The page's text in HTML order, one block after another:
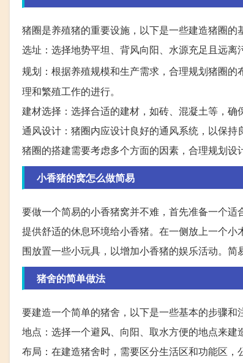
猪圈是养殖猪的重要设施，以下是一些建造猪圈的
选址：选择地势平坦、背风向阳、水源充足且远离
规划：根据养殖规模和生产需求，合理规划猪圈的
理和繁殖工作的进行。
建材选择：选择合适的建材，如砖、混凝土等，确
通风设计：猪圈内应设计良好的通风系统，以保持
猪圈的搭建需要考虑多个方面的因素，合理规划设
小香猪的窝怎么做简易
要做一个简易的小香猪窝并不难，首先准备一个
提供舒适的休息环境给小香猪。在一侧放上一个
围放置一些小玩具，以增加小香猪的娱乐活动。简
猪舍的简单做法
要建造一个简单的猪舍，以下是一些基本的步骤和
地点：选择一个避风、向阳、取水方便的地点来建
布局：在建造猪舍时，需要区分生活区和功能区